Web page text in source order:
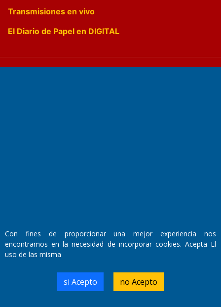
Transmisiones en vivo
El Diario de Papel en DIGITAL
Santa Rosa, La Pampa.
Número de Registro DNDA:
RL-2019-55551274-APN-DNDA#MJ
Con fines de proporcionar una mejor experiencia nos
encontramos en la necesidad de incorporar cookies. Acepta El
uso de las misma
si Acepto no Acepto